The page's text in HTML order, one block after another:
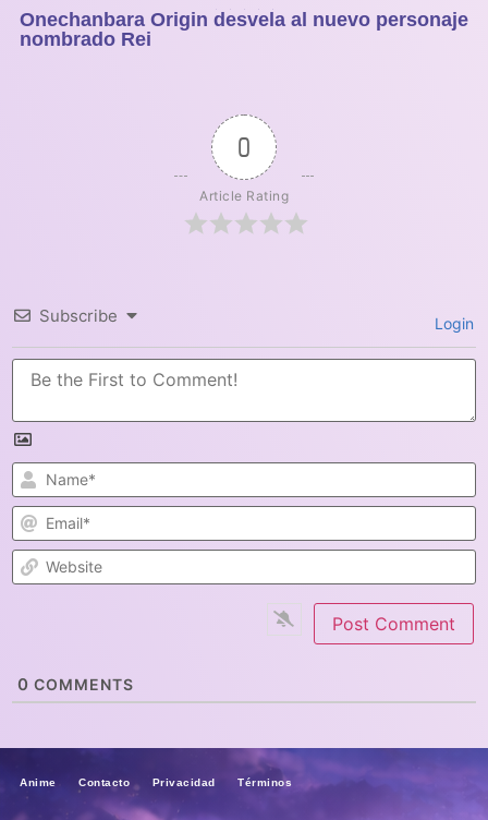
Onechanbara Origin desvela al nuevo personaje
nombrado Rei
0
Article Rating
Subscribe Login
0 COMMENTS
Anime Contacto Privacidad Términos